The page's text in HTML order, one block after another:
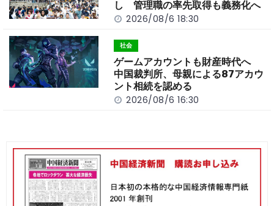
し 管理職の率先取得も義務化へ
2026/08/6 18:30
社会
ゲームアカウントも財産時代へ
中国裁判所、母親による87アカウ
ント相続を認める
2026/08/6 16:30